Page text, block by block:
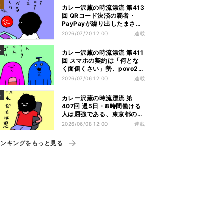
カレー沢薫の時流漂流 第413
回 QRコード決済の覇者・
PayPayが繰り出したまさか
の一手「他社カード利用券」
2026/07/20 12:00 連載
カレー沢薫の時流漂流 第411
回 スマホの契約は「何とな
く面倒くさい」勢、povo2.0
と楽天モバイルのすったもん
2026/07/06 12:00 連載
カレー沢薫の時流漂流 第
407回 週5日・8時間働ける
人は屈強である、東京都のハ
ーフパンツ解禁から考える
2026/06/08 12:00 連載
キングをもっと見る